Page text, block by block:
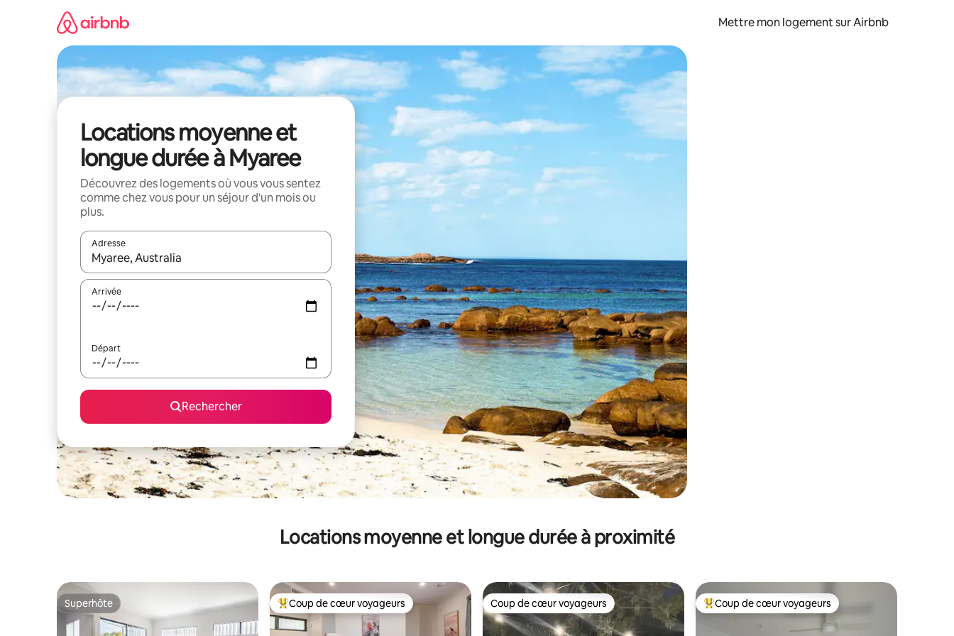
Mettre mon logement sur Airbnb
Locations moyenne et
longue durée à Myaree
Découvrez des logements où vous vous sentez
comme chez vous pour un séjour d'un mois ou
plus.
Adresse
Lorsque les résultats s'affichent, utilisez les flèches vers le haut et vers le bas pour les parcourir ou en appuyant et en faisant glisser.
Arrivée
Départ
Rechercher
Locations moyenne et longue durée à proximité
Superhôte
Superhôte Coups de cœur voyageurs les plus appréciés
Coup de cœur voyageurs Coup de cœur voyageurs
Coup de cœur voyageurs Coups de cœur voyageurs les plus appréciés
Coup de cœur voyageurs